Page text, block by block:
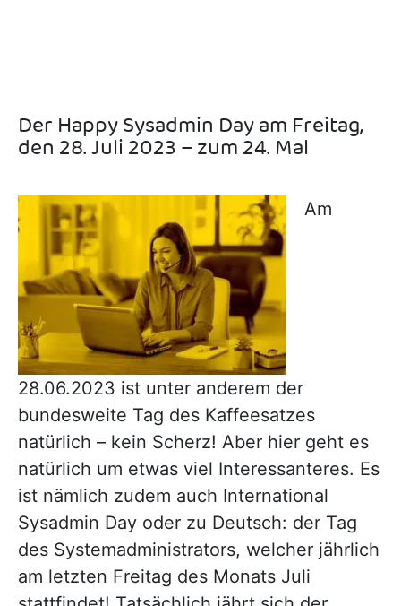
Der Happy Sysadmin Day am Freitag,
den 28. Juli 2023 – zum 24. Mal
Am
28.06.2023 ist unter anderem der
bundesweite Tag des Kaffeesatzes
natürlich – kein Scherz! Aber hier geht es
natürlich um etwas viel Interessanteres. Es
ist nämlich zudem auch International
Sysadmin Day oder zu Deutsch: der Tag
des Systemadministrators, welcher jährlich
am letzten Freitag des Monats Juli